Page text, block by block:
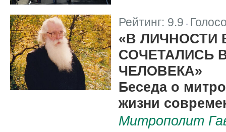
Рейтинг: 9.9
«В ЛИЧНОСТИ
СОЧЕТАЛИСЬ
ЧЕЛОВЕКА»
Беседа о
жизни
Митрополит